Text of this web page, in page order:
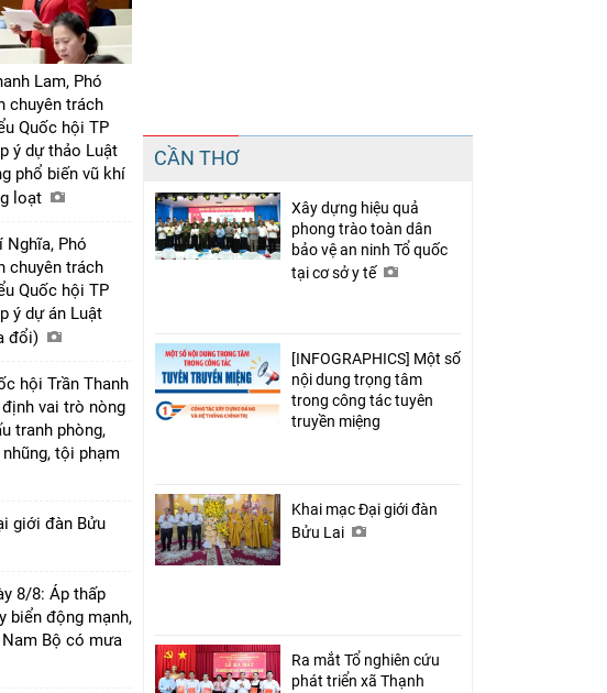
Chia sẻ
Lam, Phó
chuyên trách
Quốc hội TP
ý dự thảo Luật
phổ biến vũ khí
loạt
Nghĩa, Phó
chuyên trách
Quốc hội TP
ý dự án Luật
đổi)
hội Trần Thanh
định vai trò nòng
tranh phòng,
tội phạm
giới đàn Bửu
8/8: Áp thấp
biển động mạnh,
Nam Bộ có mưa
CẦN THƠ
Xây dựng hiệu quả
phong trào toàn dân
bảo vệ an ninh Tổ quốc
tại cơ sở y tế
[INFOGRAPHICS] Một số
nội dung trọng tâm
trong công tác tuyên
truyền miệng
Khai mạc Đại giới đàn
Bửu Lai
Ra mắt Tổ nghiên cứu
phát triển xã Thạnh